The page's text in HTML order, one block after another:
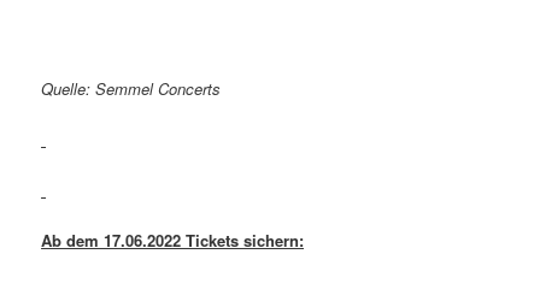
Quelle: Semmel Concerts
Ab dem 17.06.2022 Tickets sichern: